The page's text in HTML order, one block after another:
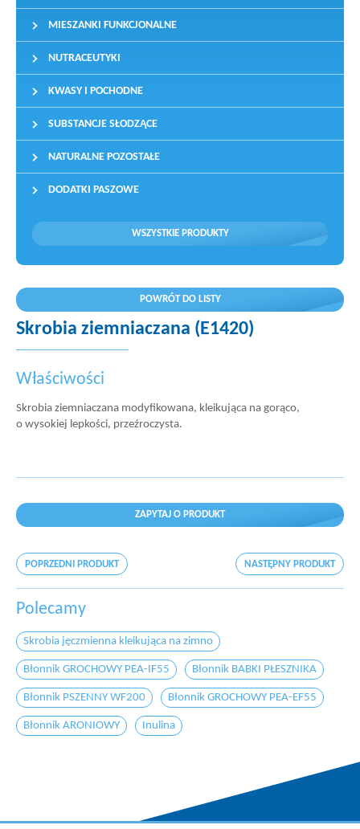
MIESZANKI FUNKCJONALNE
NUTRACEUTYKI
KWASY I POCHODNE
SUBSTANCJE SŁODZĄCE
NATURALNE POZOSTAŁE
DODATKI PASZOWE
WSZYSTKIE PRODUKTY
POWRÓT DO LISTY
Skrobia ziemniaczana (E1420)
Właściwości
Skrobia ziemniaczana modyfikowana, kleikująca na gorąco,
o wysokiej lepkości, przeźroczysta.
ZAPYTAJ O PRODUKT
POPRZEDNI PRODUKT NASTĘPNY PRODUKT
Polecamy
Skrobia jęczmienna kleikująca na zimno
Błonnik GROCHOWY PEA-IF55 Błonnik BABKI PŁESZNIKA
Błonnik PSZENNY WF200 Błonnik GROCHOWY PEA-EF55
Błonnik ARONIOWY Inulina